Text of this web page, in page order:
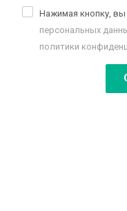
Нажимая кнопку, вы
персональных
политики